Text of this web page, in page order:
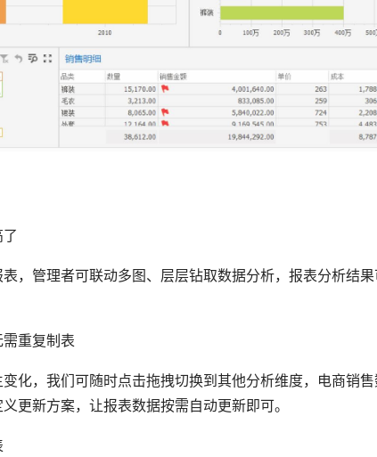
，管理者可联动多图、层层钻取数据分析，报表分析结
重复制表
化，我们可随时点击拖拽切换到其他分析维度，电商销
更新方案，让报表数据按需自动更新即可。